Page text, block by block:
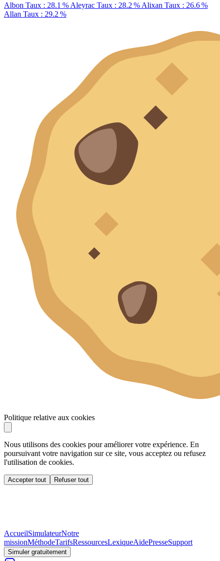
Albon Taux : 28.1 % Aleyrac Taux : 28.2 % Alixan Taux : 26.6 %
Allan Taux : 29.2 %
Politique relative aux cookies
Nous utilisons des cookies pour améliorer votre expérience. En
poursuivant votre navigation sur ce site, vous acceptez ou refusez
l'utilisation de cookies.
Accepter tout Refuser tout
AccueilSimulateurNotre
missionMéthodeTarifsRessourcesLexiqueAidePresseSupport
Simuler gratuitement